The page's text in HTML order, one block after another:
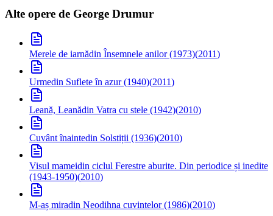
Alte opere de George Drumur
Merele de iarnădin Însemnele anilor (1973)(2011)
Urmedin Suflete în azur (1940)(2011)
Leană, Leanădin Vatra cu stele (1942)(2010)
Cuvânt înaintedin Solstiții (1936)(2010)
Visul mameidin ciclul Ferestre aburite. Din periodice și inedite
(1943-1950)(2010)
M-aș miradin Neodihna cuvintelor (1986)(2010)